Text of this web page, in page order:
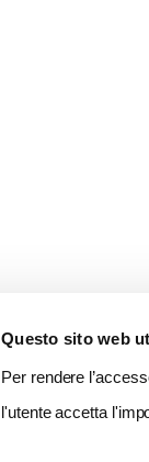
Questo sito web
Per rendere
l'utente accetta